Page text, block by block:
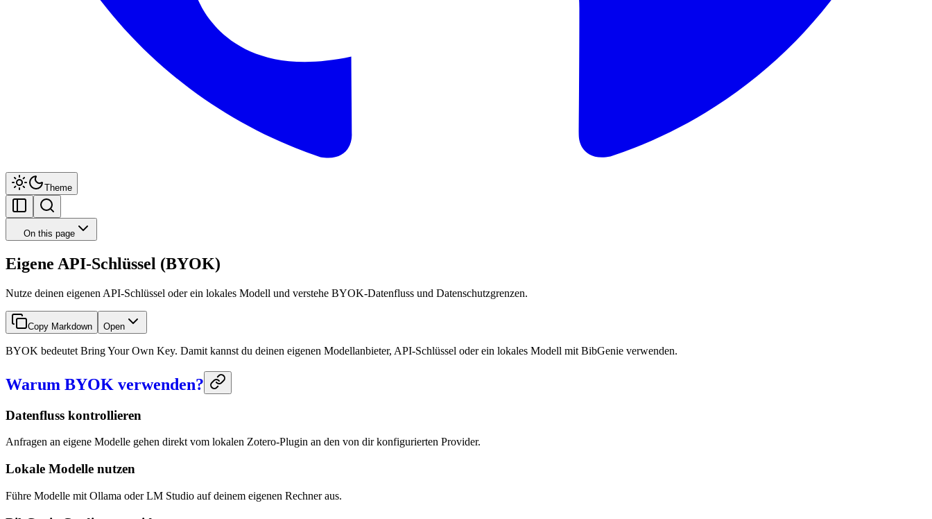
Theme
On this page
Eigene API-Schlüssel (BYOK)
Nutze deinen eigenen API-Schlüssel oder ein lokales Modell und verstehe BYOK-Datenfluss und Datenschutzgrenzen.
Copy Markdown Open
BYOK bedeutet Bring Your Own Key. Damit kannst du deinen eigenen Modellanbieter, API-Schlüssel oder ein lokales Modell mit BibGenie verwenden.
Warum BYOK verwenden?
Datenfluss kontrollieren
Anfragen an eigene Modelle gehen direkt vom lokalen Zotero-Plugin an den von dir konfigurierten Provider.
Lokale Modelle nutzen
Führe Modelle mit Ollama oder LM Studio auf deinem eigenen Rechner aus.